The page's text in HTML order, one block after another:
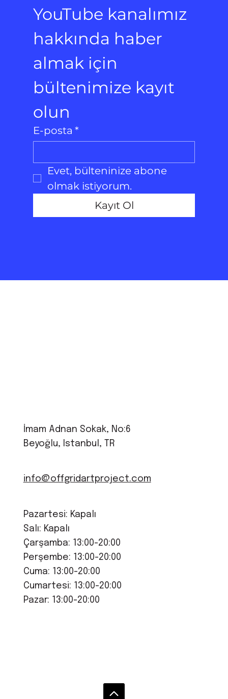
YouTube kanalımız
hakkında haber
almak için
bültenimize kayıt
olun
E-posta *
Evet, bülteninize abone
olmak istiyorum.
Kayıt Ol
İmam Adnan Sokak, No:6
Beyoğlu, Istanbul, TR
info@offgridartproject.com
Pazartesi: Kapalı
Salı: Kapalı
Çarşamba: 13:00-20:00
Perşembe: 13:00-20:00
Cuma: 13:00-20:00
Cumartesi: 13:00-20:00
Pazar: 13:00-20:00